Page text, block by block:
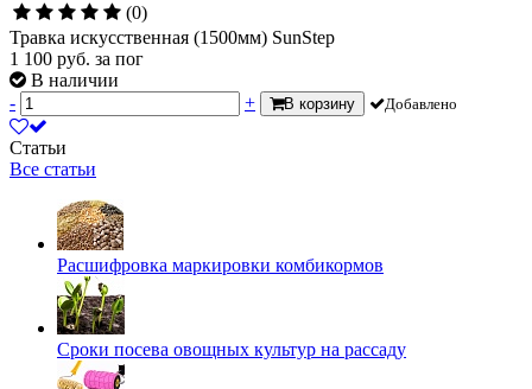
(0)
Травка искусственная (1500мм) SunStep
1 100 руб. за пог
В наличии
-
+ В корзину Добавлено
Статьи
Все статьи
Расшифровка маркировки комбикормов
Сроки посева овощных культур на рассаду